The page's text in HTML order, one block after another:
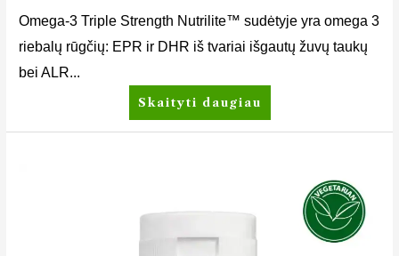
Omega-3 Triple Strength Nutrilite™ sudėtyje yra omega 3
riebalų rūgčių: EPR ir DHR iš tvariai išgautų žuvų taukų
bei ALR...
Skaityti daugiau